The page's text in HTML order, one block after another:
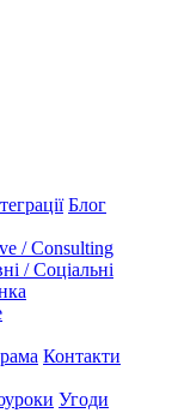
Блог
/ Consulting
/ Соціальні
Контакти
Угоди